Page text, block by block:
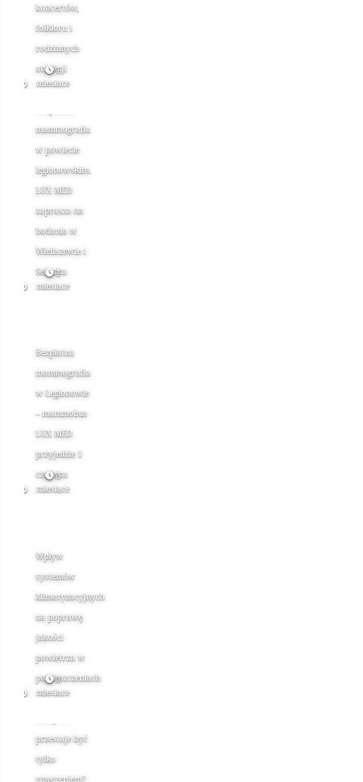
koncertów,
folkloru i
rodzinnych
atrakcji
1
miesiące
mammografia
w powiecie
legionowskim.
LUX MED
zaprasza na
badania w
Wieliszewie i
Serocku
1
miesiące
Bezpłatna
mammografia
w Legionowie
– mammobus
LUX MED
przyjedzie 1
czerwca
3
miesiące
Wpływ
systemów
klimatyzacyjnych
na poprawę
jakości
powietrza w
pomieszczeniach
3
miesiące
przestaje być
tylko
zmęczeniem?